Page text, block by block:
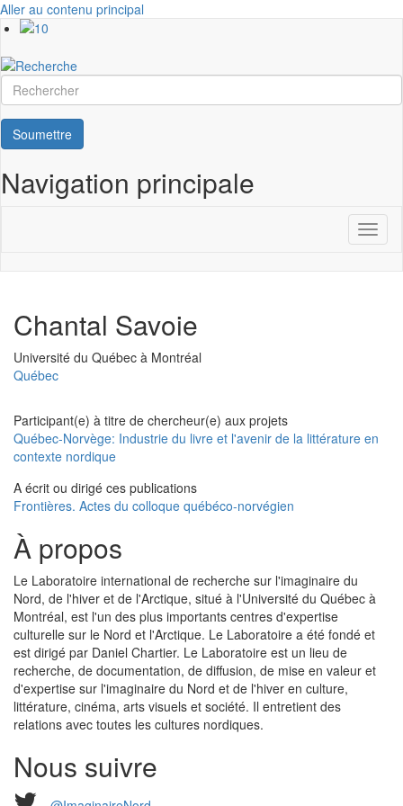
Aller au contenu principal
Rechercher
Soumettre
Navigation principale
Chantal Savoie
Université
Université du Québec à Montréal
Québec
Participant(e) à titre de chercheur(e) aux projets
Québec-Norvège: Industrie du livre et l'avenir de la littérature en
contexte nordique
A écrit ou dirigé ces publications
Frontières. Actes du colloque québéco-norvégien
À propos
Le Laboratoire international de recherche sur l'imaginaire du
Nord, de l'hiver et de l'Arctique, situé à l'Université du Québec à
Montréal, est l'un des plus importants centres d'expertise
culturelle sur le Nord et l'Arctique. Le Laboratoire a été fondé et
est dirigé par Daniel Chartier. Le Laboratoire est un lieu de
recherche, de documentation, de diffusion, de mise en valeur et
d'expertise sur l'imaginaire du Nord et de l'hiver en culture,
littérature, cinéma, arts visuels et société. Il entretient des
relations avec toutes les cultures nordiques.
Nous suivre